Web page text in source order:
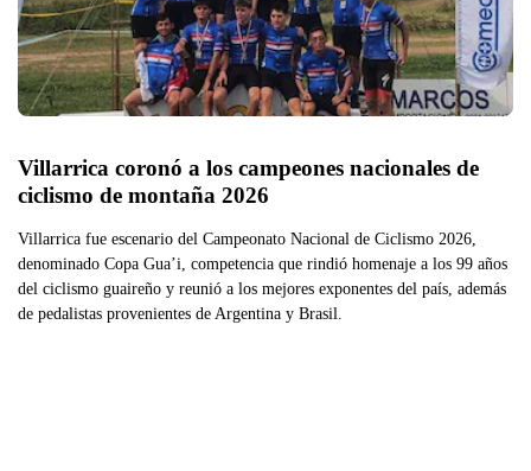
Villarrica coronó a los campeones nacionales de
ciclismo de montaña 2026
Villarrica fue escenario del Campeonato Nacional de Ciclismo 2026,
denominado Copa Gua’i, competencia que rindió homenaje a los 99 años
del ciclismo guaireño y reunió a los mejores exponentes del país, además
de pedalistas provenientes de Argentina y Brasil.